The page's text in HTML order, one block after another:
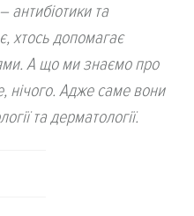
та
хтось допомагає
А що ми знаємо про
нічого. Адже саме вони
та дерматології.